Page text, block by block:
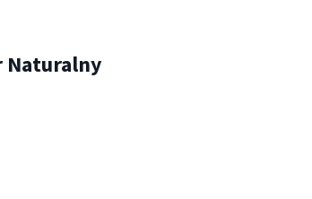
Naturalny